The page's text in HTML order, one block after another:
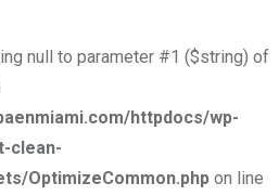
null to parameter #1 ($string) of
httpdocs/wp-
clean-
OptimizeCommon.php on line